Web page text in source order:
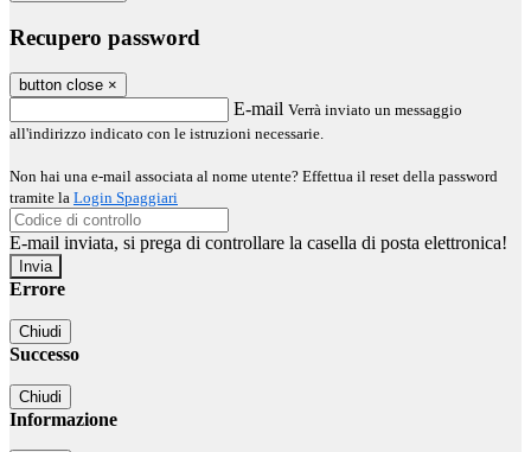
Recupero password
button close ×
E-mail Verrà inviato un messaggio
all'indirizzo indicato con le istruzioni necessarie.
Non hai una e-mail associata al nome utente? Effettua il reset della password
tramite la Login Spaggiari
E-mail inviata, si prega di controllare la casella di posta elettronica!
Errore
Chiudi
Successo
Chiudi
Informazione